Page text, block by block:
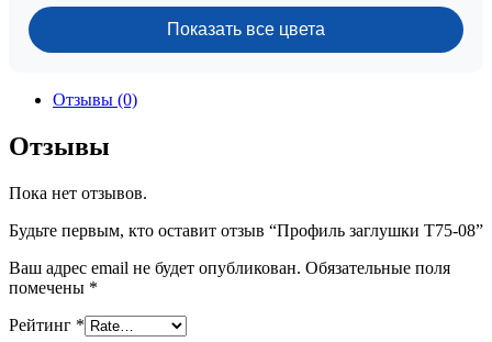
Показать все цвета
Отзывы (0)
Отзывы
Пока нет отзывов.
Будьте первым, кто оставит отзыв “Профиль заглушки T75-08”
Ваш адрес email не будет опубликован. Обязательные поля
помечены *
Рейтинг *